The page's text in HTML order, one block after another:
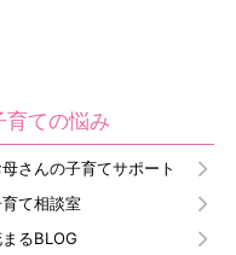
育ての悩み
母さんの子育てサポート
て相談室
るBLOG